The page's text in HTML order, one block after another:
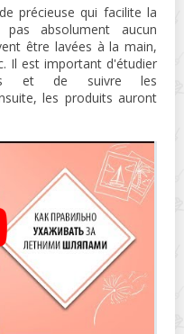
précieuse qui facilite la
absolument aucun
être lavées à la main,
Il est important d'étudier
et de suivre les
les produits auront